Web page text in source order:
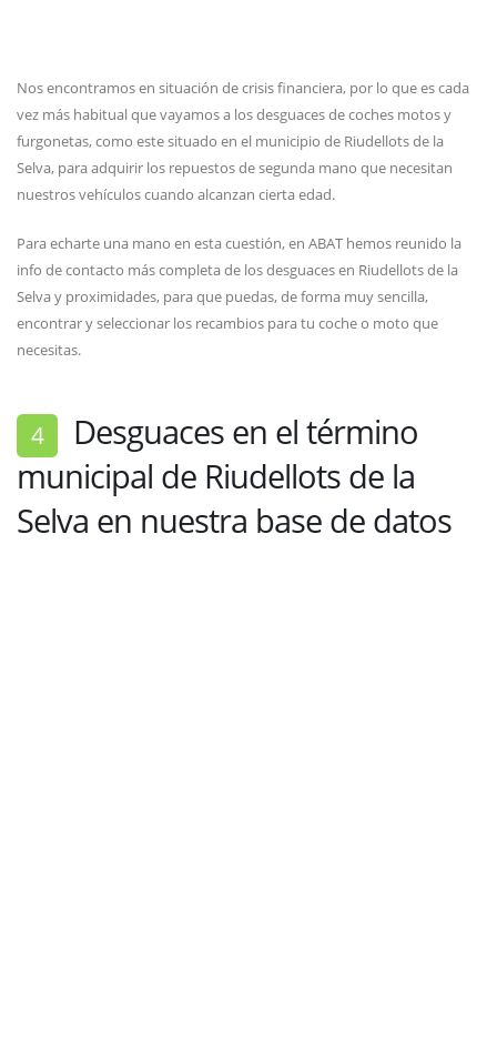
Nos encontramos en situación de crisis financiera, por lo que es cada
vez más habitual que vayamos a los desguaces de coches motos y
furgonetas, como este situado en el municipio de Riudellots de la
Selva, para adquirir los repuestos de segunda mano que necesitan
nuestros vehículos cuando alcanzan cierta edad.
Para echarte una mano en esta cuestión, en ABAT hemos reunido la
info de contacto más completa de los desguaces en Riudellots de la
Selva y proximidades, para que puedas, de forma muy sencilla,
encontrar y seleccionar los recambios para tu coche o moto que
necesitas.
4 Desguaces en el término
municipal de Riudellots de la
Selva en nuestra base de datos